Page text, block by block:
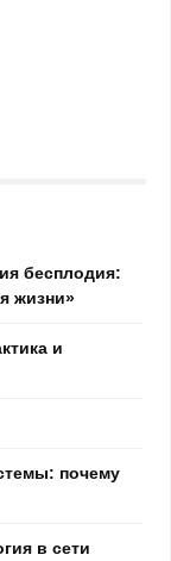
бесплодия:
жизни»
и
почему
в сети